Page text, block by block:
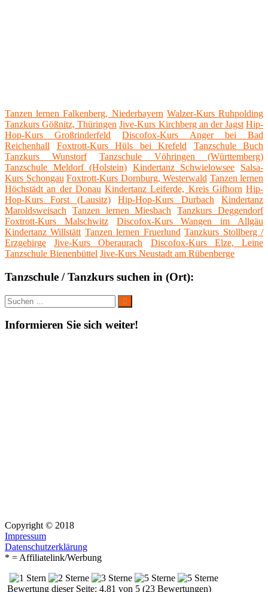
Tanzen lernen Falkenberg, Niederbayern Walzer-Kurs Ruhpolding
Tanzkurs Gößnitz, Thüringen Jive-Kurs Kirchberg an der Jagst Hip-
Hop-Kurs Großrinderfeld
Discofox-Kurs Anger bei Bad
Reichenhall
Foxtrott-Kurs Hüls bei Krefeld
Tanzschule Buch
Tanzkurs Wunstorf
Tanzschule Vöhringen (Württemberg)
Tanzschule Meldorf (Holstein) Kindertanz Schwielowsee
Salsa-
Kurs Schongau Foxtrott-Kurs Dornburg, Westerwald Tanzen lernen
Höchstädt an der Donau Kindertanz Leiferde, Kreis Gifhorn Hip-
Hop-Kurs Forst (Lausitz)
Hip-Hop-Kurs Durbach
Kindertanz
Maroldsweisach
Tanzen lernen Miesbach
Tanzkurs Deggendorf
Foxtrott-Kurs Malschwitz
Discofox-Kurs Wangen im Allgäu
Kindertanz Willstätt Tanzen lernen Fruerlund Tanzkurs Stollberg /
Erzgebirge
Jive-Kurs Oberaurach
Discofox-Kurs Elze, Leine
Tanzschule Bienenbüttel Jive-Kurs Neustadt am Rübenberge
Tanzschule / Tanzkurs suchen in (Ort):
Suche
nach:
Suchen
Informieren Sie sich weiter!
Copyright © 2018
Impressum
Datenschutzerklärung
* = Affiliatelink/Werbung
Bewertung dieser Seite: 4.81 von 5 (23 Bewertungen)